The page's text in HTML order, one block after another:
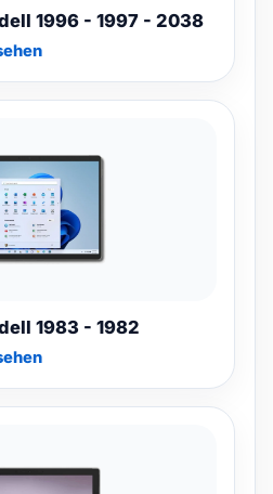
1996 - 1997 - 2038
1983 - 1982